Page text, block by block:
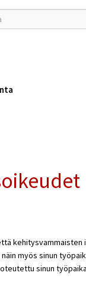
kehitysvammaisten
myös sinun
sinun